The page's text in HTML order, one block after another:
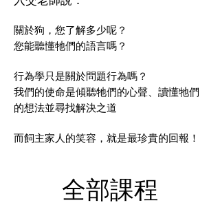
關於狗，您了解多少呢？
您能聽懂牠們的語言嗎？
行為學只是關於問題行為嗎？
我們的使命是傾聽牠們的心聲、讀懂牠們
的想法並尋找解決之道
而飼主家人的笑容，就是最珍貴的回報！
全部課程